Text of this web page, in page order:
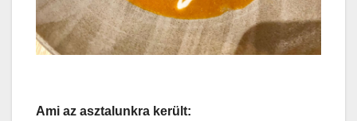
Ami az asztalunkra került: